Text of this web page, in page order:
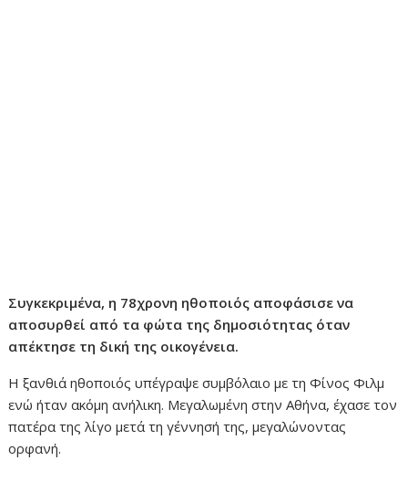
Συγκεκριμένα, η 78χρονη ηθοποιός αποφάσισε να
αποσυρθεί από τα φώτα της δημοσιότητας όταν
απέκτησε τη δική της οικογένεια.
Η ξανθιά ηθοποιός υπέγραψε συμβόλαιο με τη Φίνος Φιλμ
ενώ ήταν ακόμη ανήλικη. Μεγαλωμένη στην Αθήνα, έχασε τον
πατέρα της λίγο μετά τη γέννησή της, μεγαλώνοντας
ορφανή.